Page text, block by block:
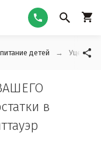
детей Уценка!
в